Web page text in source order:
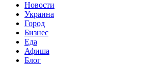
Новости
Украина
Город
Бизнес
Еда
Афиша
Блог